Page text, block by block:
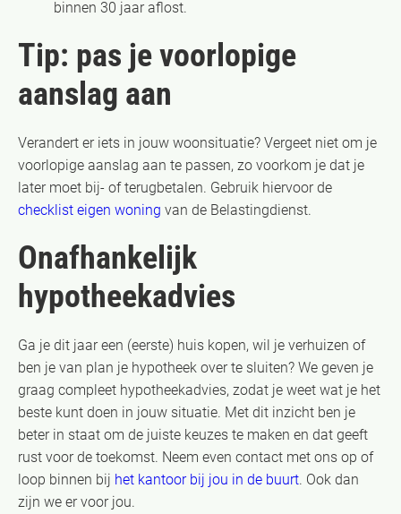
binnen 30 jaar aflost.
Tip: pas je voorlopige
aanslag aan
Verandert er iets in jouw woonsituatie? Vergeet niet om je
voorlopige aanslag aan te passen, zo voorkom je dat je
later moet bij- of terugbetalen. Gebruik hiervoor de
checklist eigen woning van de Belastingdienst.
Onafhankelijk
hypotheekadvies
Ga je dit jaar een (eerste) huis kopen, wil je verhuizen of
ben je van plan je hypotheek over te sluiten? We geven je
graag compleet hypotheekadvies, zodat je weet wat je het
beste kunt doen in jouw situatie. Met dit inzicht ben je
beter in staat om de juiste keuzes te maken en dat geeft
rust voor de toekomst. Neem even contact met ons op of
loop binnen bij het kantoor bij jou in de buurt. Ook dan
zijn we er voor jou.